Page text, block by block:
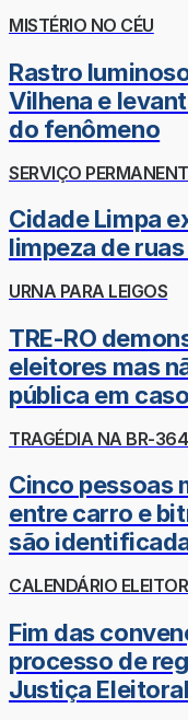
MISTÉRIO NO CÉU
Rastro
Vilhena e
do fenômeno
SERVIÇO
Cidade Limpa
limpeza de
URNA PARA LEIGOS
TRE-RO
eleitores mas
pública em
TRAGÉDIA NA BR-364
Cinco pessoas
entre carro e
são
CALENDÁRIO
Fim das
processo de
Justiça Eleitoral